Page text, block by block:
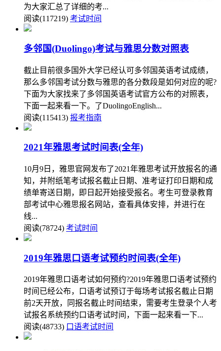
为大家汇总了详细的考...
阅读(117219) 考试时间
多邻国(Duolingo)考试与雅思分数对照表
截止目前很多国外大学已经认可多邻国英语考试成绩，
那么多邻国考试分数与雅思的各分数段是如何对应的呢?
下面为大家找来了多邻国英语考试官方公布的对照表，
下面一起来看一下。了DuolingoEnglish...
阅读(115413) 报考指南
2021年雅思考试时间表(全年)
10月9日，雅思官网发布了2021年雅思考试开放报名的通
知，并附纸笔考试报名截止日期、准考证打印日期和成
绩单寄送日期，即日起开始接受报名。考生可登录教育
部考试中心雅思报名网站，查看具体安排，并进行在
线...
阅读(78724) 考试时间
2019年雅思口语考试预约时间表(全年)
2019年雅思口语考试如何预约?2019年雅思口语考试预约
时间已经公布，口语考试预订于每场考试报名截止日期
前2天开放，同报名截止时间结束，需要考生登录个人考
试报名系统预约口语考试时间，下面一起来看一下...
阅读(48733) 口语考试时间